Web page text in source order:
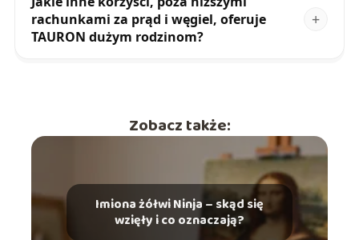
rachunkami za prąd i węgiel, oferuje
TAURON dużym rodzinom?
Zobacz także:
Imiona żółwi Ninja – skąd się
wzięły i co oznaczają?